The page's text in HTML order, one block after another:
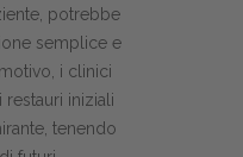
potrebbe
semplice e
i clinici
iniziali
tenendo